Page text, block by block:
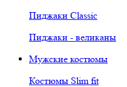
Пиджаки Classic
Пиджаки - великаны
Мужские костюмы
Костюмы Slim fit